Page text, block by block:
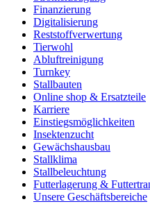
Finanzierung
Digitalisierung
Reststoffverwertung
Tierwohl
Abluftreinigung
Turnkey
Stallbauten
Online shop & Ersatzteile
Karriere
Einstiegsmöglichkeiten
Insektenzucht
Gewächshausbau
Stallklima
Stallbeleuchtung
Futterlagerung &
Unsere Geschäftsbereiche